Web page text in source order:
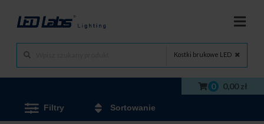
Kostki brukowe LED
0 0,00 zł
Filtry Sortowanie